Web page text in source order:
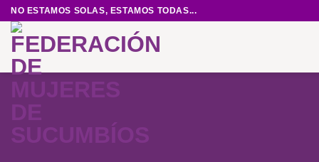
Saltar
contenido
NO ESTAMOS SOLAS, ESTAMOS TODAS...